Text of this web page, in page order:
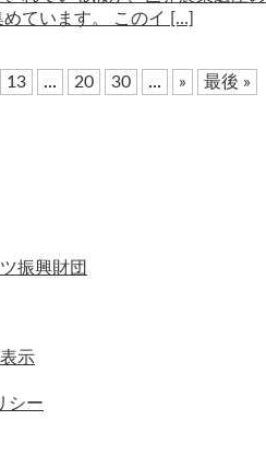
ています。 このイ […]
13 ... 20 30 ... » 最後 »
振興財団
示
シー